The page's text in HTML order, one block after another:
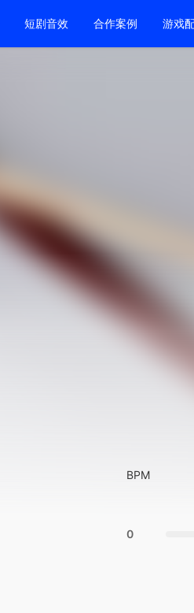
短剧音效 合作案例 游戏
BPM
0